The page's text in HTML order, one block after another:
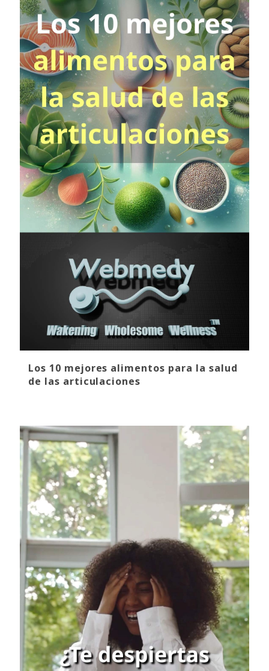
Los 10 mejores alimentos para la salud
de las articulaciones